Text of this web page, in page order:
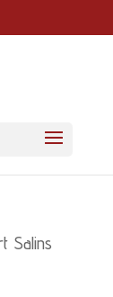
Salins